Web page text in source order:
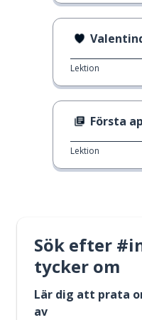
Lektion
Första
Lektion
Sök efter
tycker om
Lär dig att prata
av